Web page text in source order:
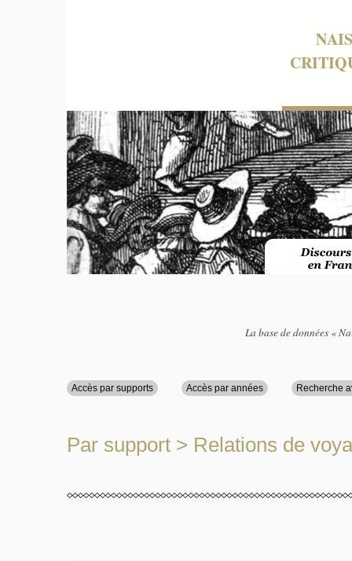
La base de données «
Accès par supports Accès par années Recherche
Par support > Relations de